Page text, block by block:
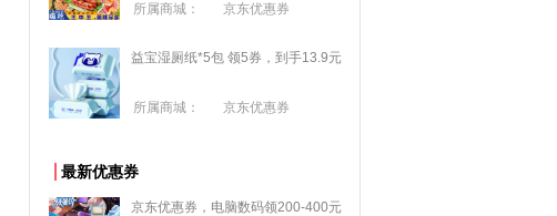
所属商城：
京东优惠券
益宝湿厕纸*5包 领5券，到手13.9元
所属商城： 京东优惠券
最新优惠券
京东优惠券，电脑数码领200-400元